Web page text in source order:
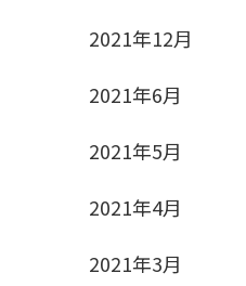
2021年12月
2021年6月
2021年5月
2021年4月
2021年3月